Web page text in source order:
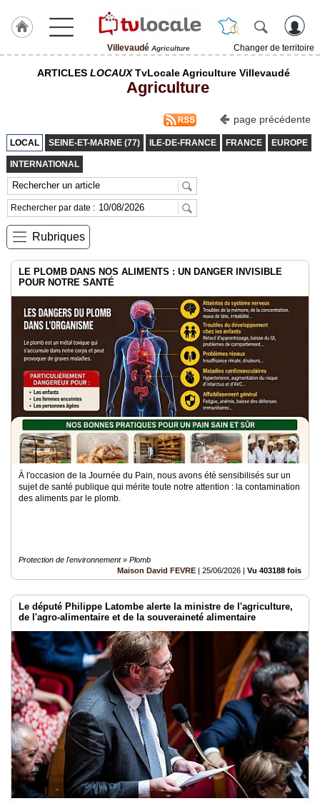
Villevaudé Agriculture
Changer de territoire
J'adhère
TvLocale
France
Accueil
RUBRIQUES
Agenda
Vidéos
Médias
groupe
Prémium
Inscription
annuaire
Accès
éditeur
ARTICLES LOCAUXTvLocale Agriculture Villevaudé
Agriculture
page précédente
LOCAL SEINE-ET-MARNE (77) ILE-DE-FRANCE FRANCE EUROPE
INTERNATIONAL
Rechercher par date :
Rubriques
LE PLOMB DANS NOS ALIMENTS : UN DANGER INVISIBLE
POUR NOTRE SANTÉ
À l'occasion de la Journée du Pain, nous avons été sensibilisés sur un
sujet de santé publique qui mérite toute notre attention : la contamination
des aliments par le plomb.
Protection de l'environnement » Plomb
Maison David FEVRE | 25/06/2026 | Vu 403188 fois
Le député Philippe Latombe alerte la ministre de l'agriculture,
de l'agro-alimentaire et de la souveraineté alimentaire